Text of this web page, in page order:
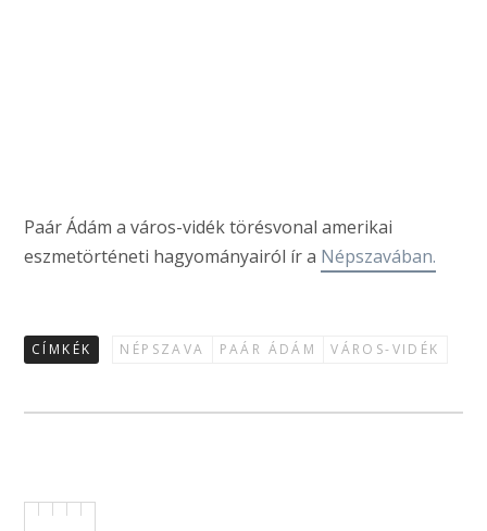
Paár Ádám a város-vidék törésvonal amerikai
eszmetörténeti hagyományairól ír a Népszavában.
CÍMKÉK NÉPSZAVA PAÁR ÁDÁM VÁROS-VIDÉK